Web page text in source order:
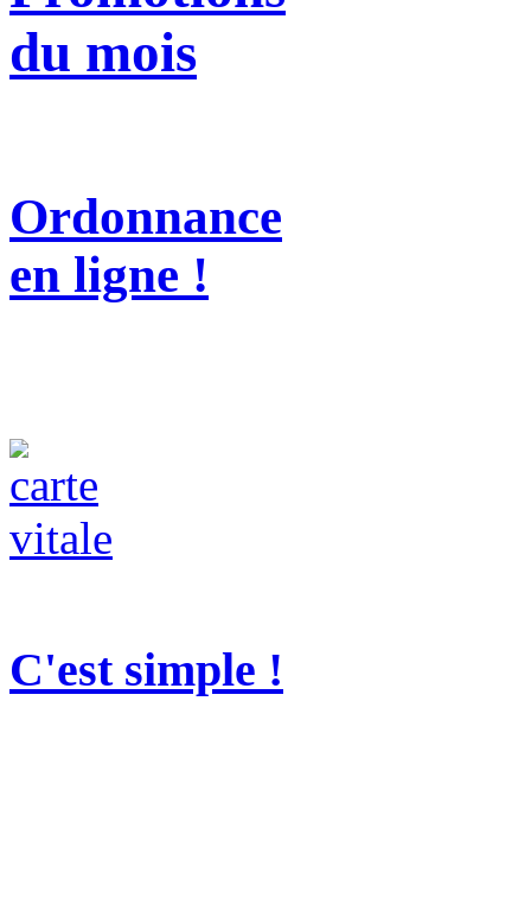
du mois
Ordonnance
en ligne !
C'est simple !